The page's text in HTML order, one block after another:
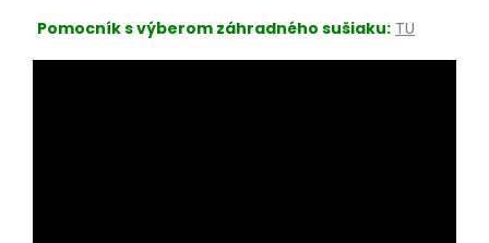
Pomocník s výberom záhradného sušiaku: TU